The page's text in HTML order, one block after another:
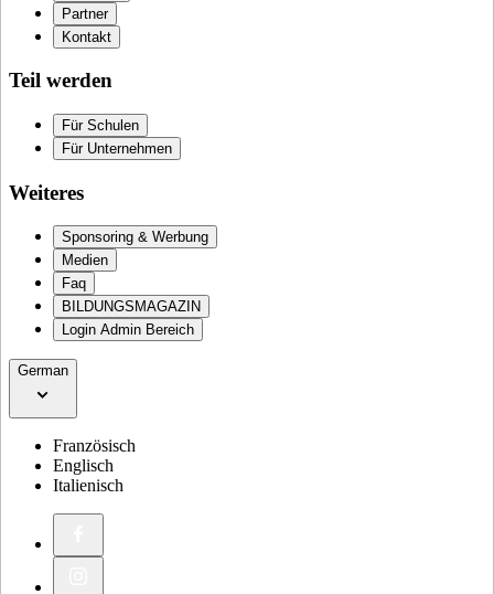
Partner
Kontakt
Teil werden
Für Schulen
Für Unternehmen
Weiteres
Sponsoring & Werbung
Medien
Faq
BILDUNGSMAGAZIN
Login Admin Bereich
German
Französisch
Englisch
Italienisch